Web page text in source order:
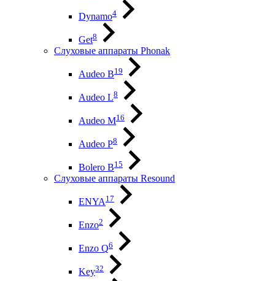
Dynamo4
Get8
Слуховые аппараты Phonak
Audeo B19
Audeo L8
Audeo М16
Audeo P8
Bolero B15
Слуховые аппараты Resound
ENYA17
Enzo2
Enzo Q6
Key32